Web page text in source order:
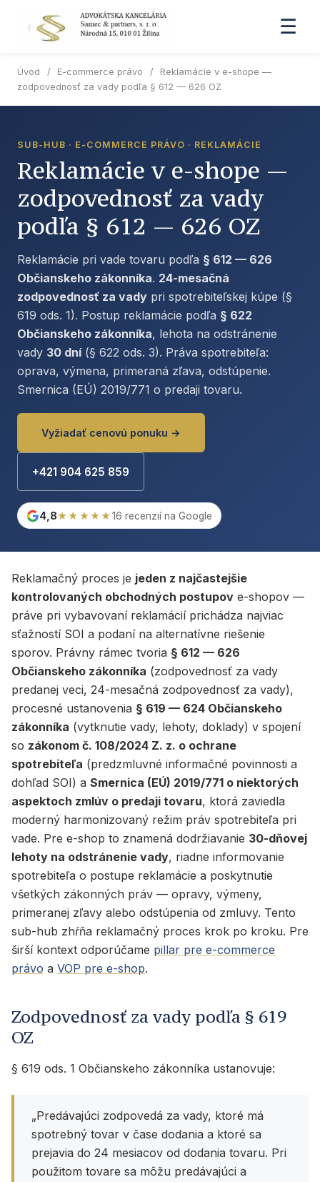
☰
Úvod / E-commerce právo /
Reklamácie v e-shope —
zodpovednosť za vady podľa § 612 — 626 OZ
SUB-HUB · E-COMMERCE PRÁVO · REKLAMÁCIE
Reklamácie v e-shope —
zodpovednosť za vady
podľa § 612 — 626 OZ
Reklamácie pri vade tovaru podľa § 612 — 626
Občianskeho zákonníka. 24-mesačná
zodpovednosť za vady pri spotrebiteľskej kúpe (§
619 ods. 1). Postup reklamácie podľa § 622
Občianskeho zákonníka, lehota na odstránenie
vady 30 dní(§ 622 ods. 3). Práva spotrebiteľa:
oprava, výmena, primeraná zľava, odstúpenie.
Smernica (EÚ) 2019/771 o predaji tovaru.
Vyžiadať cenovú ponuku →
+421 904 625 859
4,8★★★★★16 recenzií na Google
Reklamačný proces je jeden z najčastejšie
kontrolovaných obchodných postupov e-shopov —
práve pri vybavovaní reklamácií prichádza najviac
sťažností SOI a podaní na alternatívne riešenie
sporov. Právny rámec tvoria § 612 — 626
Občianskeho zákonníka (zodpovednosť za vady
predanej veci, 24-mesačná zodpovednosť za vady),
procesné ustanovenia § 619 — 624 Občianskeho
zákonníka (vytknutie vady, lehoty, doklady) v spojení
so zákonom č. 108/2024 Z. z. o ochrane
spotrebiteľa (predzmluvné informačné povinnosti a
dohľad SOI) a Smernica (EÚ) 2019/771 o niektorých
aspektoch zmlúv o predaji tovaru, ktorá zaviedla
moderný harmonizovaný režim práv spotrebiteľa pri
vade. Pre e-shop to znamená dodržiavanie 30-dňovej
lehoty na odstránenie vady, riadne informovanie
spotrebiteľa o postupe reklamácie a poskytnutie
všetkých zákonných práv — opravy, výmeny,
primeranej zľavy alebo odstúpenia od zmluvy. Tento
sub-hub zhŕňa reklamačný proces krok po kroku. Pre
širší kontext odporúčame pillar pre e-commerce
právo a VOP pre e-shop.
Zodpovednosť za vady podľa § 619
OZ
§ 619 ods. 1 Občianskeho zákonníka ustanovuje:
„Predávajúci zodpovedá za vady, ktoré má
spotrebný tovar v čase dodania a ktoré sa
prejavia do 24 mesiacov od dodania tovaru. Pri
použitom tovare sa môžu predávajúci a